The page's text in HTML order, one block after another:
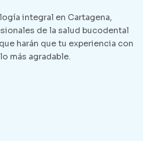
integral en Cartagena,
de la salud bucodental
harán que tu experiencia con
más agradable.